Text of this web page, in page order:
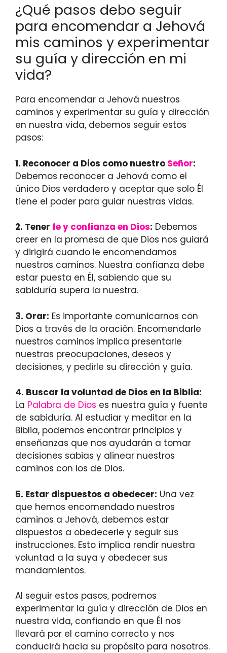
¿Qué pasos debo seguir
para encomendar a Jehová
mis caminos y experimentar
su guía y dirección en mi
vida?
Para encomendar a Jehová nuestros
caminos y experimentar su guía y dirección
en nuestra vida, debemos seguir estos
pasos:
1. Reconocer a Dios como nuestro Señor:
Debemos reconocer a Jehová como el
único Dios verdadero y aceptar que solo Él
tiene el poder para guiar nuestras vidas.
2. Tener fe y confianza en Dios: Debemos
creer en la promesa de que Dios nos guiará
y dirigirá cuando le encomendamos
nuestros caminos. Nuestra confianza debe
estar puesta en Él, sabiendo que su
sabiduría supera la nuestra.
3. Orar: Es importante comunicarnos con
Dios a través de la oración. Encomendarle
nuestros caminos implica presentarle
nuestras preocupaciones, deseos y
decisiones, y pedirle su dirección y guía.
4. Buscar la voluntad de Dios en la Biblia:
La Palabra de Dios es nuestra guía y fuente
de sabiduría. Al estudiar y meditar en la
Biblia, podemos encontrar principios y
enseñanzas que nos ayudarán a tomar
decisiones sabias y alinear nuestros
caminos con los de Dios.
5. Estar dispuestos a obedecer: Una vez
que hemos encomendado nuestros
caminos a Jehová, debemos estar
dispuestos a obedecerle y seguir sus
instrucciones. Esto implica rendir nuestra
voluntad a la suya y obedecer sus
mandamientos.
Al seguir estos pasos, podremos
experimentar la guía y dirección de Dios en
nuestra vida, confiando en que Él nos
llevará por el camino correcto y nos
conducirá hacia su propósito para nosotros.